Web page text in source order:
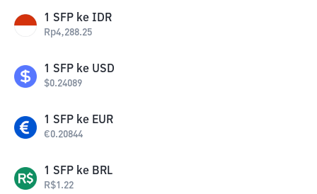
1 SFP ke IDR
Rp4,288.25
1 SFP ke USD
$0.24089
1 SFP ke EUR
€0.20844
1 SFP ke BRL
R$1.22